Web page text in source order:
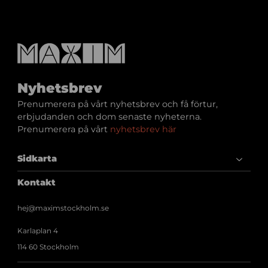
d
0
-
1
1
l
1
0
.
Nyhetsbrev
Prenumerera på vårt nyhetsbrev och få förtur,
erbjudanden och dom senaste nyheterna.
Prenumerera på vårt nyhetsbrev här
Sidkarta
Kontakt
hej@maximstockholm.se
Karlaplan 4
114 60 Stockholm